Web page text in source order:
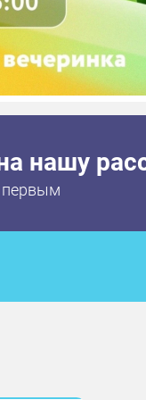
нашу
первым